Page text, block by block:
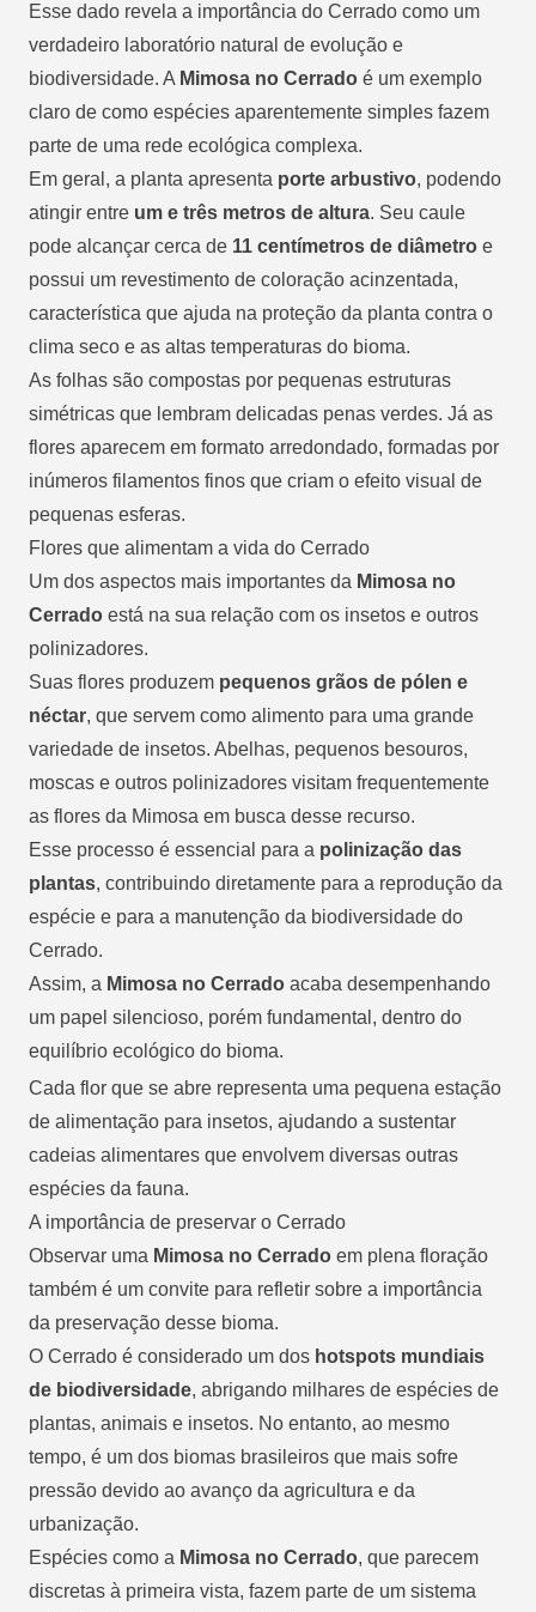
Esse dado revela a importância do Cerrado como um
verdadeiro laboratório natural de evolução e
biodiversidade. A Mimosa no Cerrado é um exemplo
claro de como espécies aparentemente simples fazem
parte de uma rede ecológica complexa.
Em geral, a planta apresenta porte arbustivo, podendo
atingir entre um e três metros de altura. Seu caule
pode alcançar cerca de 11 centímetros de diâmetro e
possui um revestimento de coloração acinzentada,
característica que ajuda na proteção da planta contra o
clima seco e as altas temperaturas do bioma.
As folhas são compostas por pequenas estruturas
simétricas que lembram delicadas penas verdes. Já as
flores aparecem em formato arredondado, formadas por
inúmeros filamentos finos que criam o efeito visual de
pequenas esferas.
Flores que alimentam a vida do Cerrado
Um dos aspectos mais importantes da Mimosa no
Cerrado está na sua relação com os insetos e outros
polinizadores.
Suas flores produzem pequenos grãos de pólen e
néctar, que servem como alimento para uma grande
variedade de insetos. Abelhas, pequenos besouros,
moscas e outros polinizadores visitam frequentemente
as flores da Mimosa em busca desse recurso.
Esse processo é essencial para a polinização das
plantas, contribuindo diretamente para a reprodução da
espécie e para a manutenção da biodiversidade do
Cerrado.
Assim, a Mimosa no Cerrado acaba desempenhando
um papel silencioso, porém fundamental, dentro do
equilíbrio ecológico do bioma.
Cada flor que se abre representa uma pequena estação
de alimentação para insetos, ajudando a sustentar
cadeias alimentares que envolvem diversas outras
espécies da fauna.
A importância de preservar o Cerrado
Observar uma Mimosa no Cerrado em plena floração
também é um convite para refletir sobre a importância
da preservação desse bioma.
O Cerrado é considerado um dos hotspots mundiais
de biodiversidade, abrigando milhares de espécies de
plantas, animais e insetos. No entanto, ao mesmo
tempo, é um dos biomas brasileiros que mais sofre
pressão devido ao avanço da agricultura e da
urbanização.
Espécies como a Mimosa no Cerrado, que parecem
discretas à primeira vista, fazem parte de um sistema